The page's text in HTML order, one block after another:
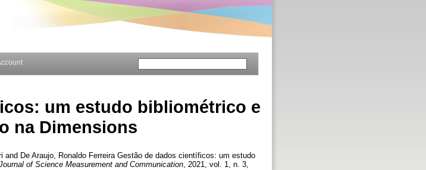
um estudo bibliométrico e
na Dimensions
and De Araujo, Ronaldo Ferreira Gestão de dados científicos: um estudo
of Science Measurement and Communication , 2021, vol. 1, n. 3,